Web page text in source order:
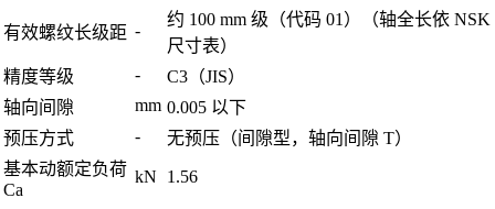
有效螺纹长级距 -
约 100 mm 级（代码 01）（轴全长依 NSK
尺寸表）
精度等级
-
C3（JIS）
轴向间隙
mm 0.005 以下
预压方式
-
无预压（间隙型，轴向间隙 T）
基本动额定负荷
Ca
kN 1.56